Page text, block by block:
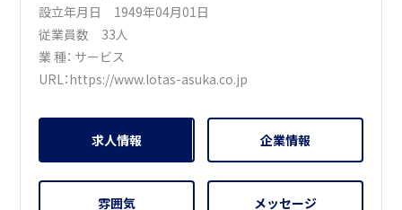
設立年月日 1949年04月01日
従業員数 33人
業 種： サービス
URL：https://www.lotas-asuka.co.jp
求人情報 企業情報
雰囲気 メッセージ